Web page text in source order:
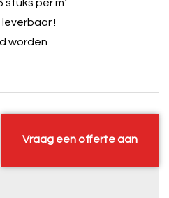
stuks per m²
!
worden
Vraag een offerte aan